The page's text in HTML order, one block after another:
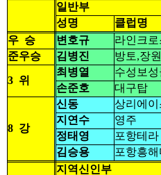
일반부
성명
클럽명
우 승 변호규
라인크로
준우승
김병진 방토,장
3 위
최병열
수성보
손준호
대구탑
8 강
신동
상리에
지연수
영주
정태영
포항테라
김승용
포항흥
지역신인부